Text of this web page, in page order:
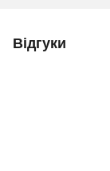
Відгуки